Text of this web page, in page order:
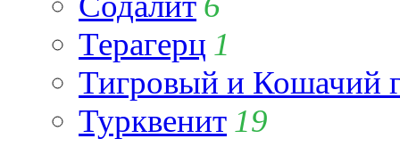
Терагерц 1
Тигровый и Кошачий
Турквенит 19